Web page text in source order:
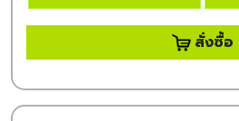
สั่งซื้อ